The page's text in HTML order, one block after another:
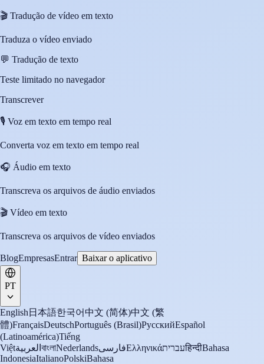
🎬 Tradução de vídeo em texto
Traduza o vídeo enviado
💬 Tradução de texto
Teste limitado no navegador
Transcrever
🎙️ Voz em texto em tempo real
Converta voz em texto em tempo real
🎧 Áudio em texto
Transcreva os arquivos de áudio enviados
🎬 Vídeo em texto
Transcreva os arquivos de vídeo enviados
BlogEmpresasEntrar Baixar o aplicativo
PT
English 日本語한국어中文 (简体)中文 (繁
體)FrançaisDeutschPortuguês (Brasil)РусскийEspañol
(Latinoamérica)Tiếng
Việtالعربية বাংলাNederlandsفارسیΕλληνικάעבריתहिन्दीBahasa
IndonesiaItalianoPolskiBahasa